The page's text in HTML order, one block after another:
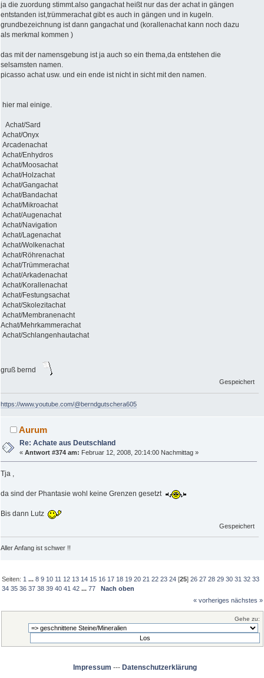
ja die zuordung stimmt.also gangachat heißt nur das der achat in gängen
entstanden ist,trümmerachat gibt es auch in gängen und in kugeln.
grundbezeichnung ist dann gangachat und (korallenachat kann noch dazu
als merkmal kommen )
das mit der namensgebung ist ja auch so ein thema,da entstehen die
selsamsten namen.
picasso achat usw. und ein ende ist nicht in sicht mit den namen.
hier mal einige.
Achat/Sard
Achat/Onyx
Arcadenachat
Achat/Enhydros
Achat/Moosachat
Achat/Holzachat
Achat/Gangachat
Achat/Bandachat
Achat/Mikroachat
Achat/Augenachat
Achat/Navigation
Achat/Lagenachat
Achat/Wolkenachat
Achat/Röhrenachat
Achat/Trümmerachat
Achat/Arkadenachat
Achat/Korallenachat
Achat/Festungsachat
Achat/Skolezitachat
Achat/Membranenacht
Achat/Mehrkammerachat
Achat/Schlangenhautachat
gruß bernd
Gespeichert
https://www.youtube.com/@berndgutschera605
Aurum
Re: Achate aus Deutschland
«Antwort #374 am: Februar 12, 2008, 20:14:00 Nachmittag »
Tja ,
da sind der Phantasie wohl keine Grenzen gesetzt
Bis dann Lutz
Gespeichert
Aller Anfang ist schwer !!
Seiten: 1 ...8 9 10 11 12 13 14 15 16 17 18 19 20 21 22 23 24 [25]26 27 28 29 30 31 32 33
34 35 36 37 38 39 40 41 42 ...77
Nach oben
« vorheriges nächstes »
Gehe zu:
Impressum --- Datenschutzerklärung